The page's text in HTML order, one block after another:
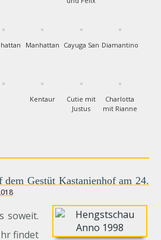
Manhattan Cayuga San Diamantino
Kentaur
Cutie mit
Justus
Charlotta
mit Rianne
dem Gestüt Kastanienhof am 24.
soweit.
findet